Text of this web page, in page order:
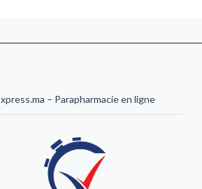
– Parapharmacie en ligne